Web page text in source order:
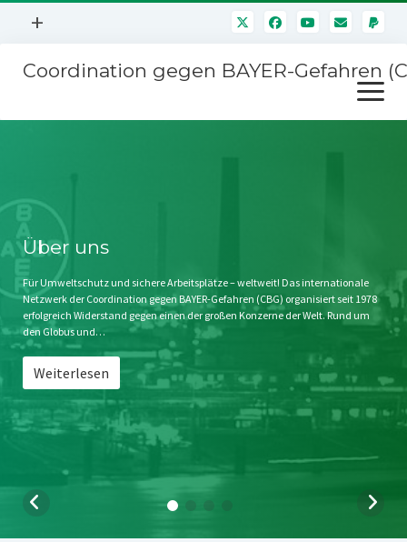
Menü
+
Mitmachen
Kontakt
Impressum
Störfälle
Coordination gegen BAYER-Gefahren
Menü
öffnen
Stichwort BAYER
Jahrestagung
SPENDEN
Über uns
Für Umweltschutz und sichere Arbeitsplätze – weltweit! Das internationale
Netzwerk der Coordination gegen BAYER-Gefahren (CBG) organisiert seit 1978
erfolgreich Widerstand gegen einen der großen Konzerne der Welt. Rund um
den Globus und…
Weiterlesen